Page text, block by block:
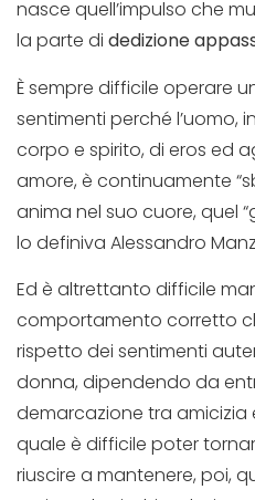
nasce quell’impulso che
la parte di dedizione
È sempre difficile operare
sentimenti perché l’uomo,
corpo e spirito, di eros ed
amore, è continuamente
anima nel suo cuore, quel
lo definiva Alessandro
Ed è altrettanto difficile
comportamento corretto
rispetto dei sentimenti
donna, dipendendo da
demarcazione tra amicizia
quale è difficile poter
riuscire a mantenere, poi,